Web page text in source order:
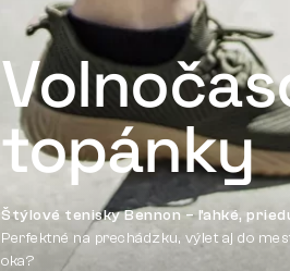
topánky
Štýlové tenisky Bennon – ľahké,
Perfektné na prechádzku, výlet aj do
oka?